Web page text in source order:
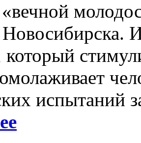
«вечной
который
испытаний